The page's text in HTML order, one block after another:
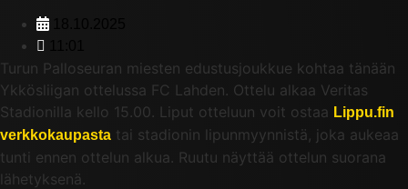
Turun Palloseuran miesten edustusjoukkue kohtaa tänään
Ykkösliigan ottelussa FC Lahden. Ottelu alkaa Veritas
Stadionilla kello 15.00. Liput otteluun voit ostaa Lippu.fin
verkkokaupasta tai stadionin lipunmyynnistä, joka aukeaa
tunti ennen ottelun alkua. Ruutu näyttää ottelun suorana
lähetyksenä.